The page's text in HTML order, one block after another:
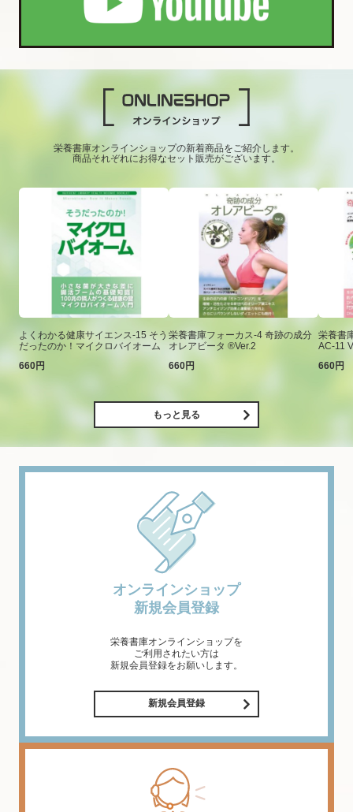
栄養書庫オンラインショップの新着商品をご紹介します。
商品それぞれにお得なセット販売がございます。
よくわかる健康サイエンス-15 そう
だったのか！マイクロバイオーム
660円
栄養書庫フォーカス-4 奇跡の成分
オレアビータ ®Ver.2
660円
栄養書
AC-11
660円
もっと見る
オンラインショップ
新規会員登録
栄養書庫オンラインショップを
ご利用されたい方は
新規会員登録をお願いします。
新規会員登録